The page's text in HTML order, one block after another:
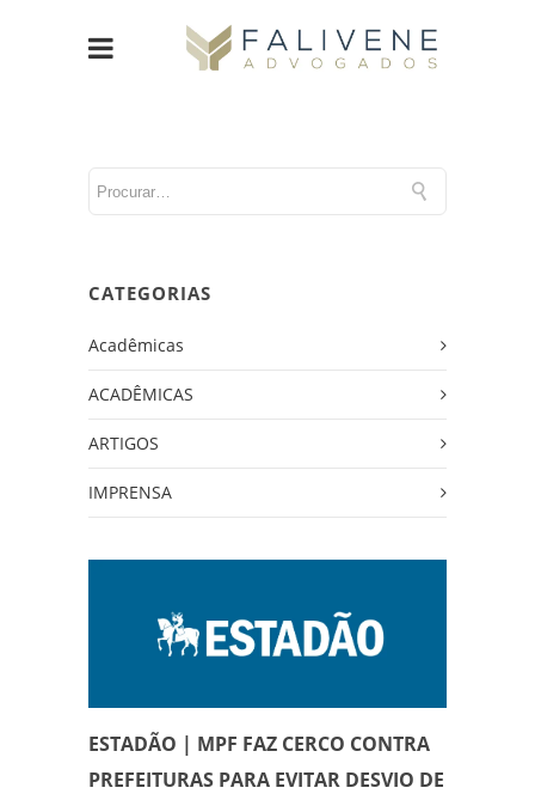
CATEGORIAS
Acadêmicas
ACADÊMICAS
ARTIGOS
IMPRENSA
ESTADÃO | MPF FAZ CERCO CONTRA
PREFEITURAS PARA EVITAR DESVIO DE